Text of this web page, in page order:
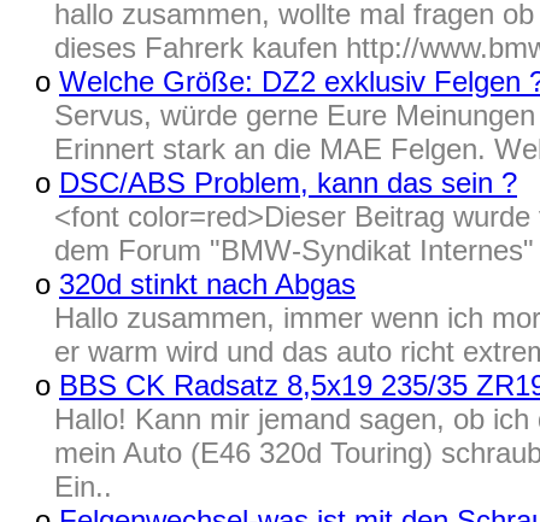
hallo zusammen, wollte mal fragen
dieses Fahrerk kaufen http://
o Welche Größe: DZ2 exklusiv Felgen
Servus, würde gerne Eure
Erinnert stark an die MAE Felgen.
o DSC/ABS Problem, kann das sein ?
<font color=red>Dieser Beitrag
dem Forum "BMW-Syndikat
o 320d stinkt nach Abgas
Hallo zusammen, immer wenn ich
er warm wird und das auto richt
o BBS CK Radsatz 8,5x19 235/35
Hallo! Kann mir jemand sagen, ob
mein Auto (E46 320d Touring)
Ein..